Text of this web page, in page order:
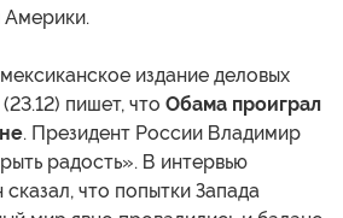
Америки.
издание деловых
пишет, что Обама проиграл
. Президент России Владимир
радость». В интервью
что попытки Запада